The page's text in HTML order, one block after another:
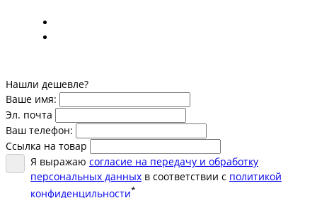
Нашли дешевле?
Ваше имя:
Эл. почта
Ваш телефон:
Ссылка на товар
Я выражаю согласие на передачу и обработку
персональных данных в соответствии с политикой
конфиденцильности*